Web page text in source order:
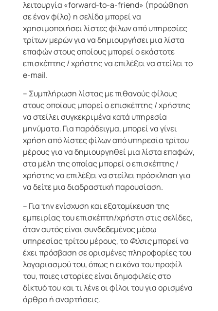
λειτουργία «forward-to-a-friend» (προώθηση
σε έναν φίλο) η σελίδα μπορεί να
χρησιμοποιήσει λίστες φίλων από υπηρεσίες
τρίτων μερών για να δημιουργήσει μια λίστα
επαφών στους οποίους μπορεί ο εκάστοτε
επισκέπτης / χρήστης να επιλέξει να στείλει το
e-mail.
– Συμπλήρωση λίστας με πιθανούς φίλους
στους οποίους μπορεί ο επισκέπτης / χρήστης
να στείλει συγκεκριμένα κατά υπηρεσία
μηνύματα. Για παράδειγμα, μπορεί να γίνει
χρήση από λίστες φίλων από υπηρεσία τρίτου
μέρους για να δημιουργηθεί μια λίστα επαφών,
στα μέλη της οποίας μπορεί ο επισκέπτης /
χρήστης να επιλέξει να στείλει πρόσκληση για
να δείτε μια διαδραστική παρουσίαση.
– Για την ενίσχυση και εξατομίκευση της
εμπειρίας του επισκέπτη/χρήστη στις σελίδες,
όταν αυτός είναι συνδεδεμένος μέσω
υπηρεσίας τρίτου μέρους, τοΦύσιςμπορεί να
έχει πρόσβαση σε ορισμένες πληροφορίες του
λογαριασμού του, όπως η εικόνα του προφίλ
του, ποιες ιστορίες είναι δημοφιλείς στο
δίκτυό του και τι λένε οι φίλοι του για ορισμένα
άρθρα ή αναρτήσεις.